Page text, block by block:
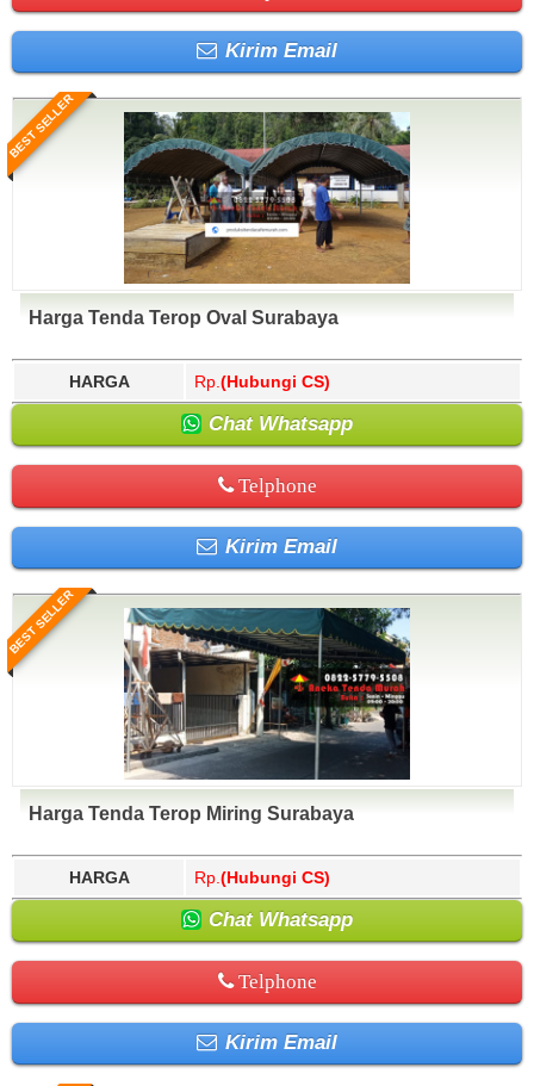
Kirim Email
BEST SELLER
Harga Tenda Terop Oval Surabaya
HARGA Rp. (Hubungi CS)
Chat Whatsapp
Telphone
Kirim Email
BEST SELLER
Harga Tenda Terop Miring Surabaya
HARGA Rp. (Hubungi CS)
Chat Whatsapp
Telphone
Kirim Email